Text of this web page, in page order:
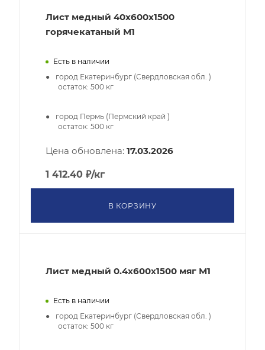
Лист медный 40х600х1500
горячекатаный М1
Есть в наличии
город Екатеринбург (Свердловская обл. )
остаток: 500 кг
город Пермь (Пермский край )
остаток: 500 кг
Цена обновлена: 17.03.2026
1 412.40 ₽/кг
В КОРЗИНУ
Лист медный 0.4х600х1500 мяг М1
Есть в наличии
город Екатеринбург (Свердловская обл. )
остаток: 500 кг